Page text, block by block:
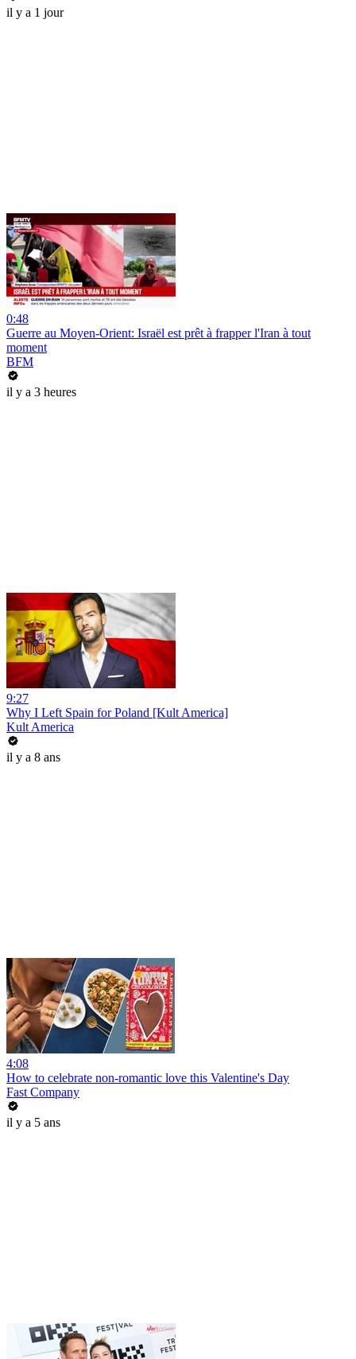
il y a 1 jour
0:48
Guerre au Moyen-Orient: Israël est prêt à frapper l'Iran à tout
moment
BFM
il y a 3 heures
9:27
Why I Left Spain for Poland [Kult America]
Kult America
il y a 8 ans
4:08
How to celebrate non-romantic love this Valentine's Day
Fast Company
il y a 5 ans